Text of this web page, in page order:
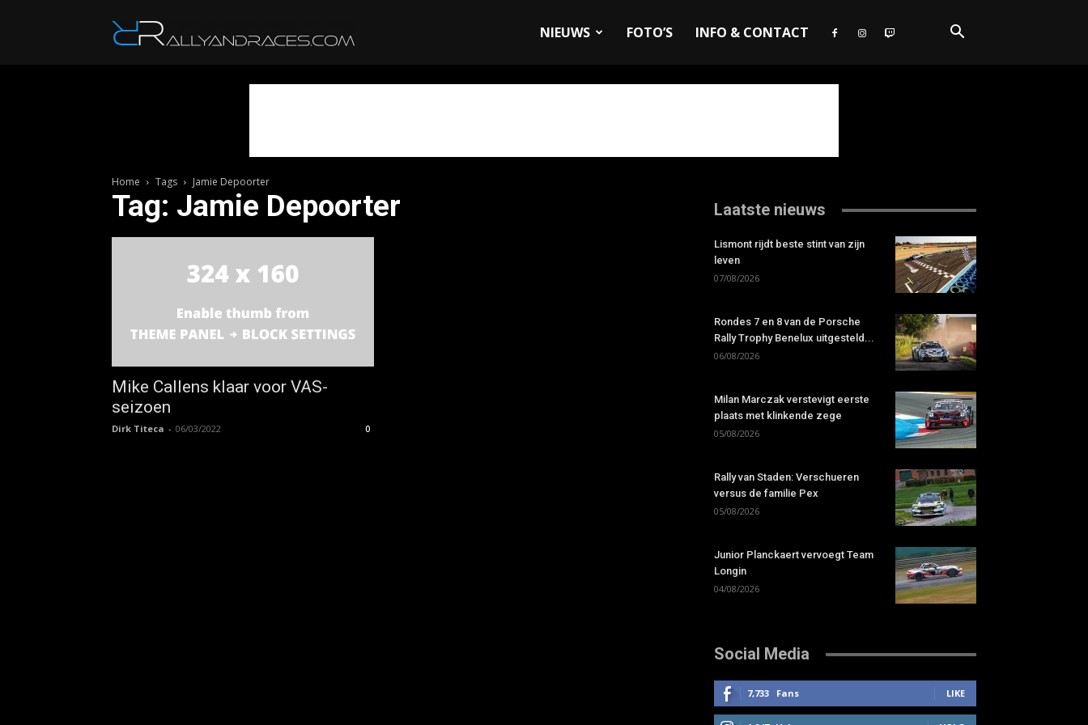
NIEUWS FOTO’S INFO & CONTACT
Home Tags Jamie Depoorter
Tag: Jamie Depoorter
Mike Callens klaar voor VAS-
seizoen
Dirk Titeca - 06/03/2022 0
Laatste nieuws
Lismont rijdt beste stint van zijn
leven
07/08/2026
Rondes 7 en 8 van de Porsche
Rally Trophy Benelux uitgesteld...
06/08/2026
Milan Marczak verstevigt eerste
plaats met klinkende zege
05/08/2026
Rally van Staden: Verschueren
versus de familie Pex
05/08/2026
Junior Planckaert vervoegt Team
Longin
04/08/2026
Social Media
7,733 Fans LIKE